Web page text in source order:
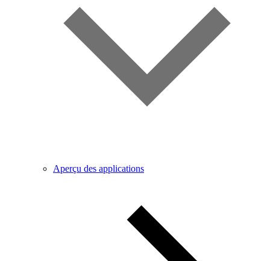
Aperçu des applications